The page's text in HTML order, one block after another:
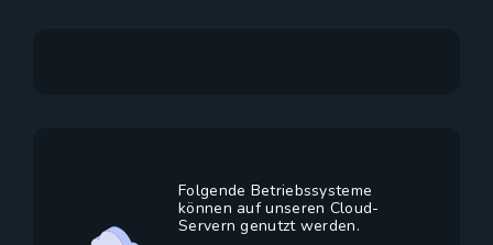
Folgende Betriebssysteme
können auf unseren Cloud-
Servern genutzt werden.